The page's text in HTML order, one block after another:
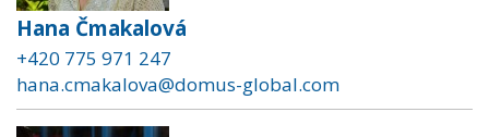
Hana Čmakalová
+420 775 971 247
hana.cmakalova@domus-global.com